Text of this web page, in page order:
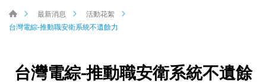
最新消息
活動花絮
台灣電綜-推動職安衛系統不遺餘力
台灣電綜-推動職安衛系統不遺餘